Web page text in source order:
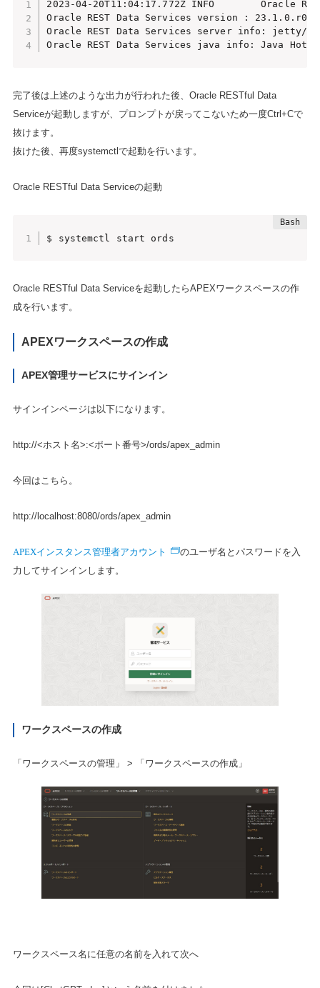
2023-04-20T11:04:17.772Z INFO        Oracle
Oracle REST Data Services version :
Oracle REST Data Services server info: jetty/
Oracle REST Data Services java info: Java
完了後は上述のような出力が行われた後、Oracle RESTful Data
Serviceが起動しますが、プロンプトが戻ってこないため一度Ctrl+Cで
抜けます。
抜けた後、再度systemctlで起動を行います。
Oracle RESTful Data Serviceの起動
$ systemctl start ords
Oracle RESTful Data Serviceを起動したらAPEXワークスペースの作
成を行います。
APEXワークスペースの作成
APEX管理サービスにサインイン
サインインページは以下になります。
http://<ホスト名>:<ポート番号>/ords/apex_admin
今回はこちら。
http://localhost:8080/ords/apex_admin
APEXインスタンス管理者アカウント
のユーザ名とパスワードを入
力してサインインします。
ワークスペースの作成
「ワークスペースの管理」 > 「ワークスペースの作成」
ワークスペース名に任意の名前を入れて次へ